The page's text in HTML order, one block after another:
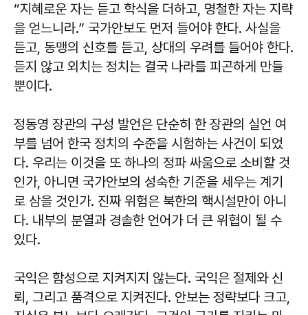
“지혜로운 자는 듣고 학식을 더하고, 명철한 자는 지략
을 얻느니라.” 국가안보도 먼저 들어야 한다. 사실을
듣고, 동맹의 신호를 듣고, 상대의 우려를 들어야 한다.
듣지 않고 외치는 정치는 결국 나라를 피곤하게 만들
뿐이다.
정동영 장관의 구성 발언은 단순히 한 장관의 실언 여
부를 넘어 한국 정치의 수준을 시험하는 사건이 되었
다. 우리는 이것을 또 하나의 정파 싸움으로 소비할 것
인가, 아니면 국가안보의 성숙한 기준을 세우는 계기
로 삼을 것인가. 진짜 위험은 북한의 핵시설만이 아니
다. 내부의 분열과 경솔한 언어가 더 큰 위협이 될 수
있다.
국익은 함성으로 지켜지지 않는다. 국익은 절제와 신
뢰, 그리고 품격으로 지켜진다. 안보는 정략보다 크고,